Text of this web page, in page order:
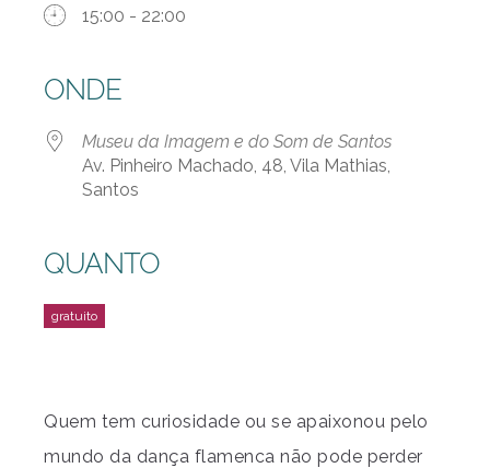
15:00 - 22:00
ONDE
Museu da Imagem e do Som de Santos
Av. Pinheiro Machado, 48, Vila Mathias,
Santos
QUANTO
Quem tem curiosidade ou se apaixonou pelo
mundo da dança flamenca não pode perder